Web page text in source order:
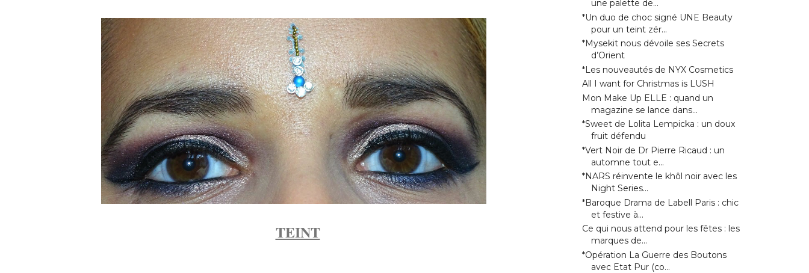
TEINT
une palette de...
*Un duo de choc signé UNE Beauty
pour un teint zér...
*Mysekit nous dévoile ses Secrets
d’Orient
*Les nouveautés de NYX Cosmetics
All I want for Christmas is LUSH
Mon Make Up ELLE : quand un
magazine se lance dans...
*Sweet de Lolita Lempicka : un doux
fruit défendu
*Vert Noir de Dr Pierre Ricaud : un
automne tout e...
*NARS réinvente le khôl noir avec les
Night Series...
*Baroque Drama de Labell Paris : chic
et festive à...
Ce qui nous attend pour les fêtes : les
marques de...
*Opération La Guerre des Boutons
avec Etat Pur (co...